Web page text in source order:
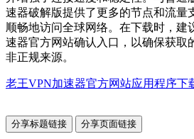
速器破解版提供了更多的节点和流量
顺畅地访问全球网络。在下载时，建
速器官方网站确认入口，以确保获取
非正规来源。
老王VPN加速器官方网站应用程序下
分享标题链接 分享页面链接